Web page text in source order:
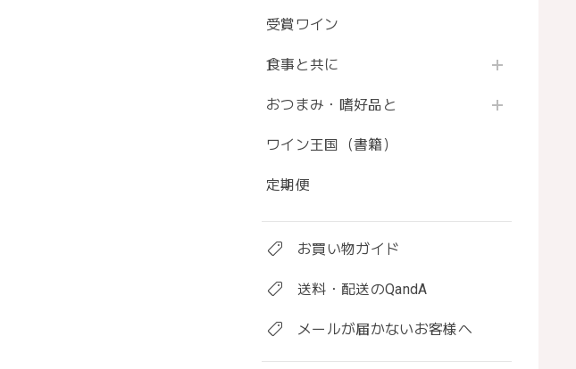
受賞ワイン
食事と共に
おつまみ・嗜好品と
ワイン王国（書籍）
定期便
お買い物ガイド
送料・配送のQandA
メールが届かないお客様へ